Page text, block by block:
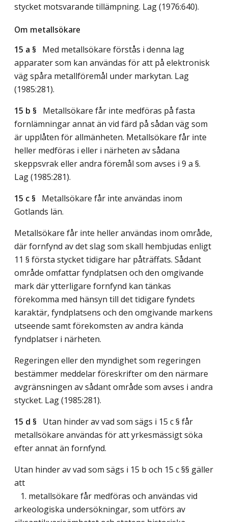
stycket motsvarande tillämpning. Lag (1976:640).
Om metallsökare
15 a § Med metallsökare förstås i denna lag
apparater som kan användas för att på elektronisk
väg spåra metallföremål under markytan. Lag
(1985:281).
15 b § Metallsökare får inte medföras på fasta
fornlämningar annat än vid färd på sådan väg som
är upplåten för allmänheten. Metallsökare får inte
heller medföras i eller i närheten av sådana
skeppsvrak eller andra föremål som avses i 9 a §.
Lag (1985:281).
15 c § Metallsökare får inte användas inom
Gotlands län.
Metallsökare får inte heller användas inom område,
där fornfynd av det slag som skall hembjudas enligt
11 § första stycket tidigare har påträffats. Sådant
område omfattar fyndplatsen och den omgivande
mark där ytterligare fornfynd kan tänkas
förekomma med hänsyn till det tidigare fyndets
karaktär, fyndplatsens och den omgivande markens
utseende samt förekomsten av andra kända
fyndplatser i närheten.
Regeringen eller den myndighet som regeringen
bestämmer meddelar föreskrifter om den närmare
avgränsningen av sådant område som avses i andra
stycket. Lag (1985:281).
15 d § Utan hinder av vad som sägs i 15 c § får
metallsökare användas för att yrkesmässigt söka
efter annat än fornfynd.
Utan hinder av vad som sägs i 15 b och 15 c §§ gäller
att
1. metallsökare får medföras och användas vid
arkeologiska undersökningar, som utförs av